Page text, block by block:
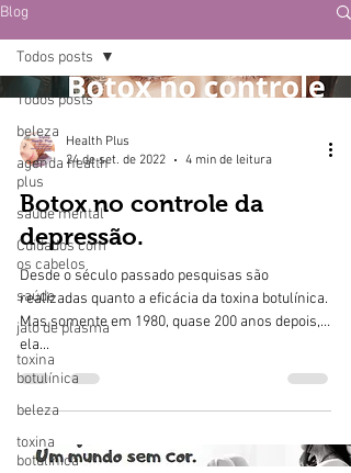
Blog
Todos posts
beleza
agenda health
plus
saúde mental
Cuidados com
os cabelos
saúde
jato de plasma
toxina
botulínica
beleza
toxina
botulínica
Todos posts
Health Plus
24 de set. de 2022
4 min de leitura
Botox no controle da
depressão.
Desde o século passado pesquisas são
realizadas quanto a eficácia da toxina botulínica.
Mas somente em 1980, quase 200 anos depois,
ela...